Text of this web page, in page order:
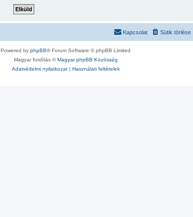
Sütik törlése
Kapcsolat
Powered by phpBB® Forum Software © phpBB Limited
Magyar fordítás ©Magyar phpBB Közösség
Adatvédelmi nyilatkozat| Használati feltételek